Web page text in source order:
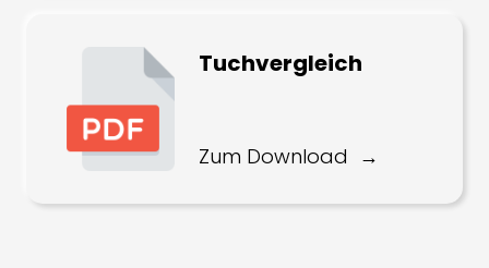
Tuchvergleich
Zum Download